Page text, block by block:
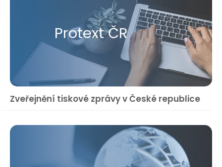
Protext ČR
Zveřejnění tiskové zprávy v České republice